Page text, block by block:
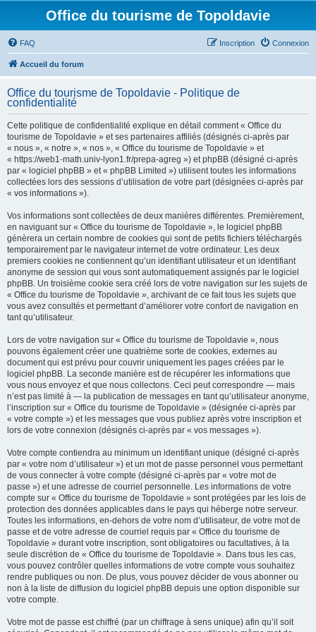
Office du tourisme de Topoldavie
FAQ Connexion
Inscription
Accueil du forum
Office du tourisme de Topoldavie - Politique de
confidentialité
Cette politique de confidentialité explique en détail comment « Office du
tourisme de Topoldavie » et ses partenaires affiliés (désignés ci-après par
« nous », « notre », « nos », « Office du tourisme de Topoldavie » et
« https://web1-math.univ-lyon1.fr/prepa-agreg ») et phpBB (désigné ci-après
par « logiciel phpBB » et « phpBB Limited ») utilisent toutes les informations
collectées lors des sessions d’utilisation de votre part (désignées ci-après par
« vos informations »).
Vos informations sont collectées de deux manières différentes. Premièrement,
en naviguant sur « Office du tourisme de Topoldavie », le logiciel phpBB
génèrera un certain nombre de cookies qui sont de petits fichiers téléchargés
temporairement par le navigateur internet de votre ordinateur. Les deux
premiers cookies ne contiennent qu’un identifiant utilisateur et un identifiant
anonyme de session qui vous sont automatiquement assignés par le logiciel
phpBB. Un troisième cookie sera créé lors de votre navigation sur les sujets de
« Office du tourisme de Topoldavie », archivant de ce fait tous les sujets que
vous avez consultés et permettant d’améliorer votre confort de navigation en
tant qu’utilisateur.
Lors de votre navigation sur « Office du tourisme de Topoldavie », nous
pouvons également créer une quatrième sorte de cookies, externes au
document qui est prévu pour couvrir uniquement les pages créées par le
logiciel phpBB. La seconde manière est de récupérer les informations que
vous nous envoyez et que nous collectons. Ceci peut correspondre — mais
n’est pas limité à — la publication de messages en tant qu’utilisateur anonyme,
l’inscription sur « Office du tourisme de Topoldavie » (désignée ci-après par
« votre compte ») et les messages que vous publiez après votre inscription et
lors de votre connexion (désignés ci-après par « vos messages »).
Votre compte contiendra au minimum un identifiant unique (désigné ci-après
par « votre nom d’utilisateur ») et un mot de passe personnel vous permettant
de vous connecter à votre compte (désigné ci-après par « votre mot de
passe ») et une adresse de courriel personnelle. Les informations de votre
compte sur « Office du tourisme de Topoldavie » sont protégées par les lois de
protection des données applicables dans le pays qui héberge notre serveur.
Toutes les informations, en-dehors de votre nom d’utilisateur, de votre mot de
passe et de votre adresse de courriel requis par « Office du tourisme de
Topoldavie » durant votre inscription, sont obligatoires ou facultatives, à la
seule discrétion de « Office du tourisme de Topoldavie ». Dans tous les cas,
vous pouvez contrôler quelles informations de votre compte vous souhaitez
rendre publiques ou non. De plus, vous pouvez décider de vous abonner ou
non à la liste de diffusion du logiciel phpBB depuis une option disponible sur
votre compte.
Votre mot de passe est chiffré (par un chiffrage à sens unique) afin qu’il soit